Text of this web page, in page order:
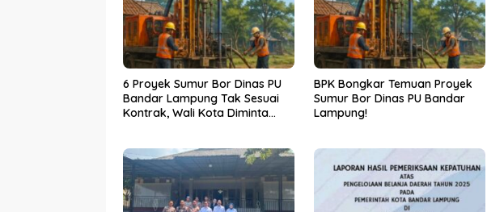
6 Proyek Sumur Bor Dinas PU
Bandar Lampung Tak Sesuai
Kontrak, Wali Kota Diminta
BPK Bongkar Temuan Proyek
Sumur Bor Dinas PU Bandar
Lampung!